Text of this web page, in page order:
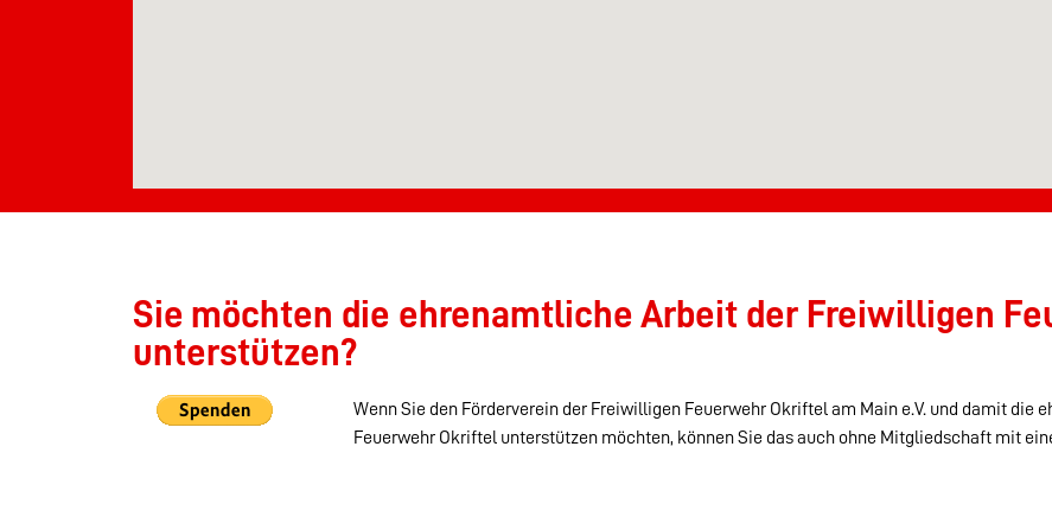
Sie möchten die ehrenamtliche Arbeit der Freiwilligen
unterstützen?
Wenn Sie den Förderverein der Freiwilligen Feuerwehr Okriftel am Main e.V. und damit die
Feuerwehr Okriftel unterstützen möchten, können Sie das auch ohne Mitgliedschaft mit